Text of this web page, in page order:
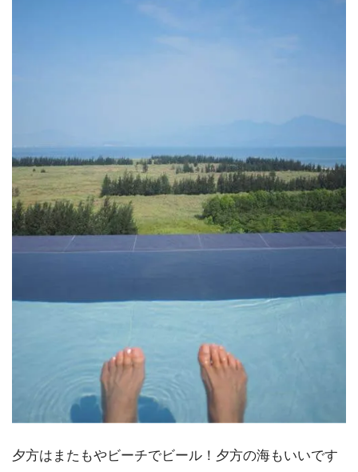
夕方はまたもやビーチでビール！夕方の海もいいです